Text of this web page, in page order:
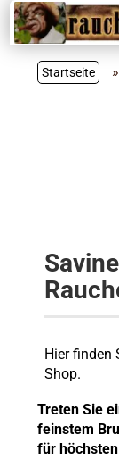
Startseite »
Hier finden
Shop.
Treten Sie
feinstem
für